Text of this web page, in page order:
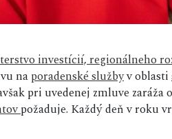
investícií, regionálneho
naporadenské službyv oblasti
pri uvedenej zmluve
požaduje. Každý deň v roku